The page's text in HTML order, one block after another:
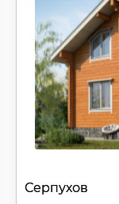
Серпухов